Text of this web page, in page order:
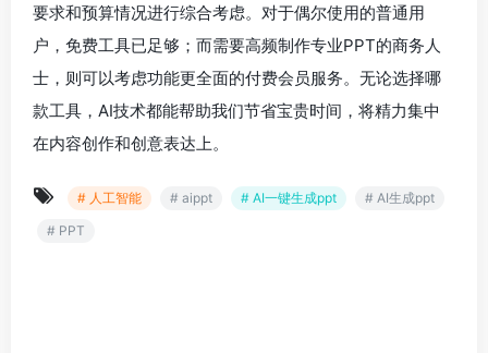
要求和预算情况进行综合考虑。对于偶尔使用的普通用
户，免费工具已足够；而需要高频制作专业PPT的商务人
士，则可以考虑功能更全面的付费会员服务。无论选择哪
款工具，AI技术都能帮助我们节省宝贵时间，将精力集中
在内容创作和创意表达上。
# 人工智能 # aippt # AI一键生成ppt
# AI生成ppt
# PPT